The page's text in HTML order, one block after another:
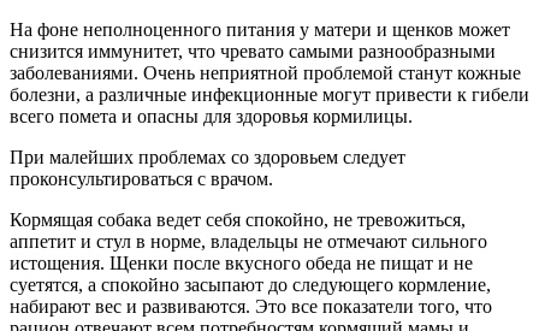
На фоне неполноценного питания у матери и щенков может
снизится иммунитет, что чревато самыми разнообразными
заболеваниями. Очень неприятной проблемой станут кожные
болезни, а различные инфекционные могут привести к гибели
всего помета и опасны для здоровья кормилицы.
При малейших проблемах со здоровьем следует
проконсультироваться с врачом.
Кормящая собака ведет себя спокойно, не тревожиться,
аппетит и стул в норме, владельцы не отмечают сильного
истощения. Щенки после вкусного обеда не пищат и не
суетятся, а спокойно засыпают до следующего кормление,
набирают вес и развиваются. Это все показатели того, что